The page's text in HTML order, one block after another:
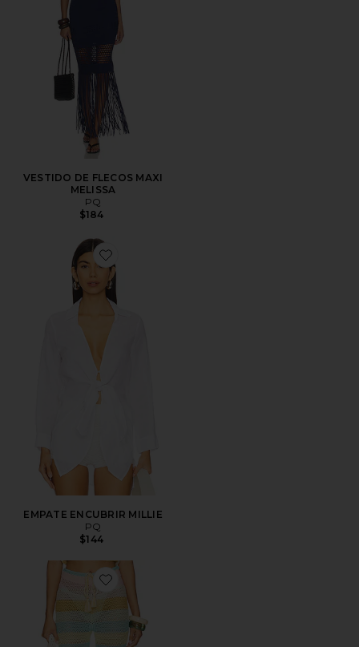
VESTIDO DE FLECOS MAXI
MELISSA
PQ
$184
Favorite EMPATE ENCUBRIR MILLIE
EMPATE ENCUBRIR MILLIE
PQ
$144
Favorite PANTALÓN BREE